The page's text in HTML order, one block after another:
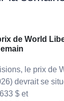
de World
le prix de
devrait se
$ et